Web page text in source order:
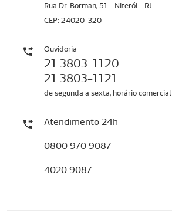
Rua Dr. Borman, 51 - Niterói - RJ
CEP: 24020-320
Ouvidoria
21 3803-1120
21 3803-1121
de segunda a sexta, horário comercial
Atendimento 24h
0800 970 9087
4020 9087